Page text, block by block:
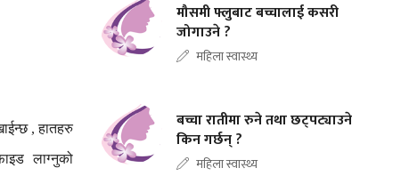
,हातहरु
लाग्नुको
मौसमी फ्लुबाट बच्चालाई कसरी
जोगाउने ?
महिला स्वास्थ्य
बच्चा रातीमा रुने तथा छट्पट्याउने
किन गर्छन् ?
महिला स्वास्थ्य